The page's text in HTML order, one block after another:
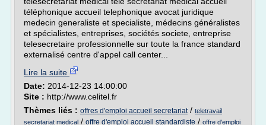
téléphonique accueil telephonique avocat juridique
medecin generaliste et specialiste, médecins généralistes
et spécialistes, entreprises, sociétés societe, entreprise
telesecretaire professionnelle sur toute la france standard
externalisé centre d'appel call center...
Lire la suite
Date: 2014-12-23 14:00:00
Site : http://www.celitel.fr
Thèmes liés : offres d'emploi accueil secretariat/ teletravail
secretariat medical / offre d'emploi accueil standardiste / offre d'emploi